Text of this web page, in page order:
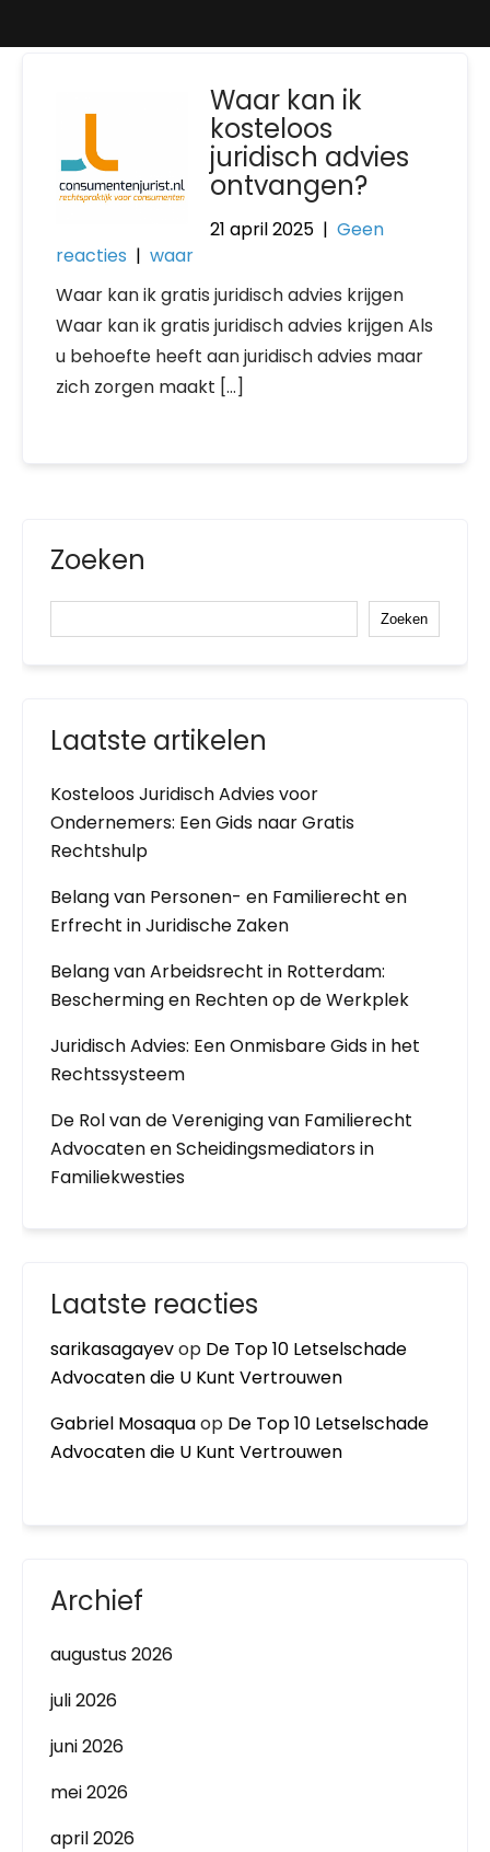
Waar kan ik
kosteloos
juridisch advies
ontvangen?
21 april 2025 |Geen
reacties | waar
Waar kan ik gratis juridisch advies krijgen
Waar kan ik gratis juridisch advies krijgen Als
u behoefte heeft aan juridisch advies maar
zich zorgen maakt […]
Zoeken
Zoeken
Laatste artikelen
Kosteloos Juridisch Advies voor
Ondernemers: Een Gids naar Gratis
Rechtshulp
Belang van Personen- en Familierecht en
Erfrecht in Juridische Zaken
Belang van Arbeidsrecht in Rotterdam:
Bescherming en Rechten op de Werkplek
Juridisch Advies: Een Onmisbare Gids in het
Rechtssysteem
De Rol van de Vereniging van Familierecht
Advocaten en Scheidingsmediators in
Familiekwesties
Laatste reacties
sarikasagayevop De Top 10 Letselschade
Advocaten die U Kunt Vertrouwen
Gabriel Mosaquaop De Top 10 Letselschade
Advocaten die U Kunt Vertrouwen
Archief
augustus 2026
juli 2026
juni 2026
mei 2026
april 2026